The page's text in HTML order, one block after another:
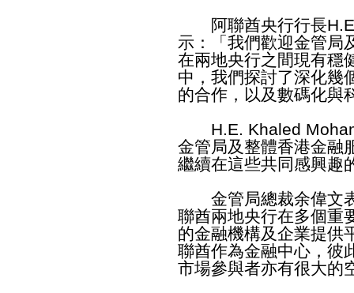
阿聯酋央行行長
示：「我們歡迎金管局
在兩地央行之間現有穩
中，我們探討了深化幾
的合作，以及數碼化與
H.E. Khaled
金管局及整體香港金融
繼續在這些共同感興趣
金管局總裁余偉文表
聯酋兩地央行在多個重
的金融機構及企業提供
聯酋作為金融中心，彼
市場參與者亦有很大的